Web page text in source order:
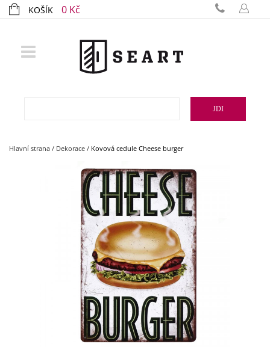
KOŠÍK 0 Kč
JDI
Hlavní strana / Dekorace / Kovová cedule Cheese burger